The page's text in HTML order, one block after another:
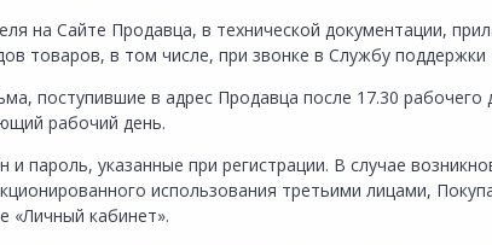
на Сайте Продавца, в технической документации,
товаров, в том числе, при звонке в Службу
поступившие в адрес Продавца после 17.30
рабочий день.
пароль, указанные при регистрации. В случае
использования третьими лицами,
«Личный кабинет».